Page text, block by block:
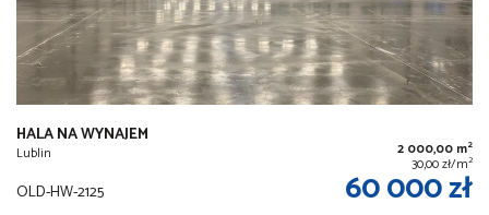
HALA NA WYNAJEM
Lublin 2 000,00 m2
30,00 zł/m2
OLD-HW-2125 60 000 zł